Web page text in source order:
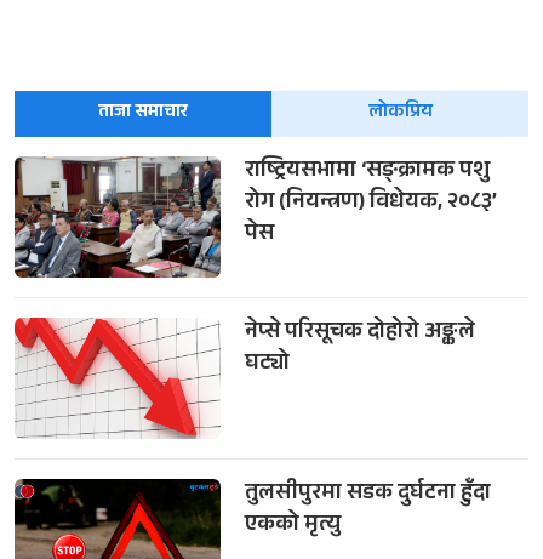
ताजा समाचार लोकप्रिय
राष्ट्रियसभामा ‘सङ्क्रामक पशु
रोग (नियन्त्रण) विधेयक, २०८३’
पेस
नेप्से परिसूचक दोहोरो अङ्कले
घट्यो
तुलसीपुरमा सडक दुर्घटना हुँदा
एकको मृत्यु